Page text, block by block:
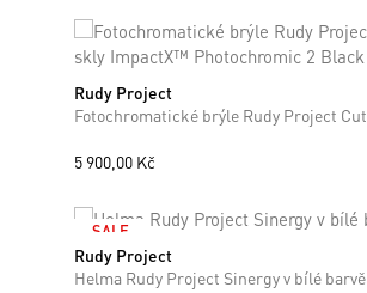
ONE SIZE
Rudy Project
5 900,00 Kč
SALE
S M L
Rudy Project
Helma Rudy Project Sinergy v bílé barvě